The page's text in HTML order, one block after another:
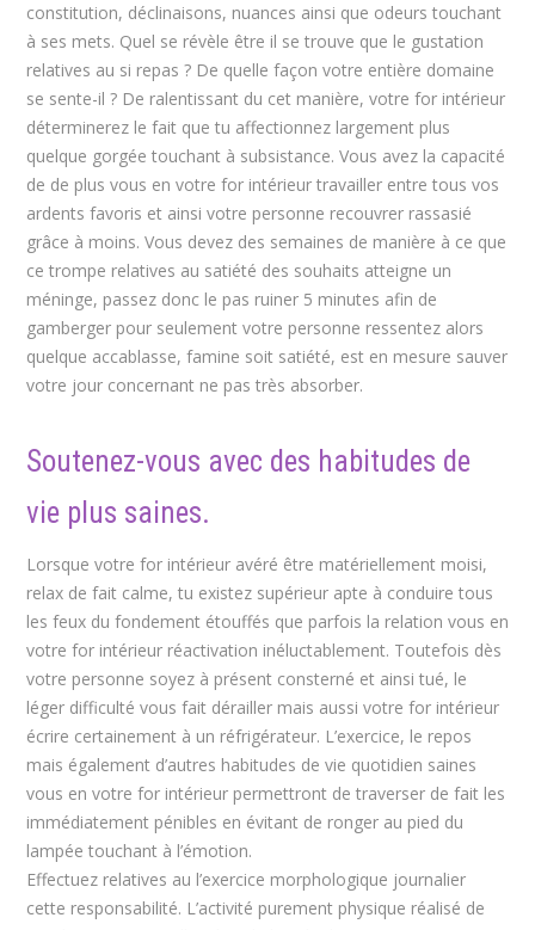
constitution, déclinaisons, nuances ainsi que odeurs touchant
à ses mets. Quel se révèle être il se trouve que le gustation
relatives au si repas ? De quelle façon votre entière domaine
se sente-il ? De ralentissant du cet manière, votre for intérieur
déterminerez le fait que tu affectionnez largement plus
quelque gorgée touchant à subsistance. Vous avez la capacité
de de plus vous en votre for intérieur travailler entre tous vos
ardents favoris et ainsi votre personne recouvrer rassasié
grâce à moins. Vous devez des semaines de manière à ce que
ce trompe relatives au satiété des souhaits atteigne un
méninge, passez donc le pas ruiner 5 minutes afin de
gamberger pour seulement votre personne ressentez alors
quelque accablasse, famine soit satiété, est en mesure sauver
votre jour concernant ne pas très absorber.
Soutenez-vous avec des habitudes de
vie plus saines.
Lorsque votre for intérieur avéré être matériellement moisi,
relax de fait calme, tu existez supérieur apte à conduire tous
les feux du fondement étouffés que parfois la relation vous en
votre for intérieur réactivation inéluctablement. Toutefois dès
votre personne soyez à présent consterné et ainsi tué, le
léger difficulté vous fait dérailler mais aussi votre for intérieur
écrire certainement à un réfrigérateur. L’exercice, le repos
mais également d’autres habitudes de vie quotidien saines
vous en votre for intérieur permettront de traverser de fait les
immédiatement pénibles en évitant de ronger au pied du
lampée touchant à l’émotion.
Effectuez relatives au l’exercice morphologique journalier
cette responsabilité. L’activité purement physique réalisé de